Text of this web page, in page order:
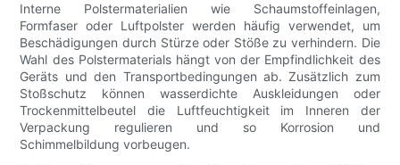
Interne Polstermaterialien wie Schaumstoffeinlagen,
Formfaser oder Luftpolster werden häufig verwendet, um
Beschädigungen durch Stürze oder Stöße zu verhindern. Die
Wahl des Polstermaterials hängt von der Empfindlichkeit des
Geräts und den Transportbedingungen ab. Zusätzlich zum
Stoßschutz können wasserdichte Auskleidungen oder
Trockenmittelbeutel die Luftfeuchtigkeit im Inneren der
Verpackung regulieren und so Korrosion und
Schimmelbildung vorbeugen.